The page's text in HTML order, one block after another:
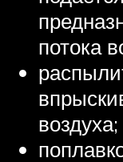
потока
воздуха;